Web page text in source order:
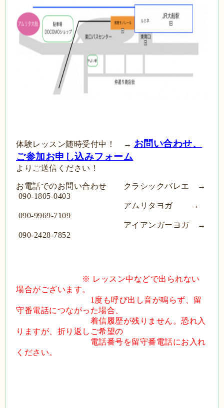
体験レッスン随時受付中！ → お問い合わせ、
ご参加お申し込みフォーム
よりご送信ください！
お電話でのお問い合わせ クラシックバレエ →
090-1805-0403
アムリタヨガ →
090-9969-7109
アイアンガーヨガ →
090-2428-7852
※ レッスン中などで出られない
場合がございます。
1度も呼び出し音が鳴らず、留
守番電話につながった場合、
着信履歴が残りません。恐れ入
りますが、折り返しご希望の
電話番号を留守番電話にお入れ
ください。